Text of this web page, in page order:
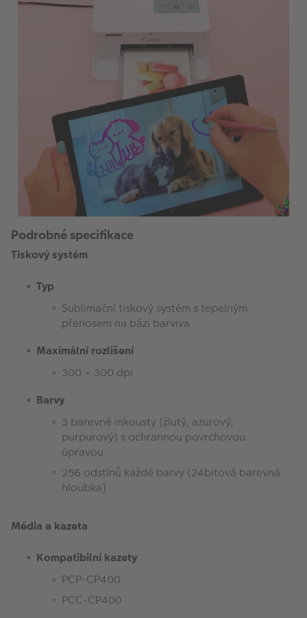
Podrobné specifikace
Tiskový systém
Typ
Sublimační tiskový systém s tepelným
přenosem na bázi barviva
Maximální rozlišení
300 × 300 dpi
Barvy
3 barevné inkousty (žlutý, azurový,
purpurový) s ochrannou povrchovou
úpravou
256 odstínů každé barvy (24bitová barevná
hloubka)
Média a kazeta
Kompatibilní kazety
PCP-CP400
PCC-CP400